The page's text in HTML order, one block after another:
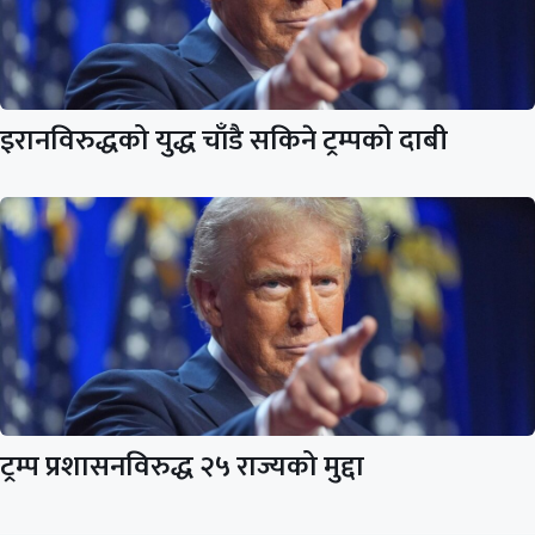
इरानविरुद्धको युद्ध चाँडै सकिने ट्रम्पको दाबी
ट्रम्प प्रशासनविरुद्ध २५ राज्यको मुद्दा